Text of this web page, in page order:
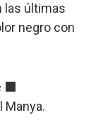
las últimas
negro con
Manya.